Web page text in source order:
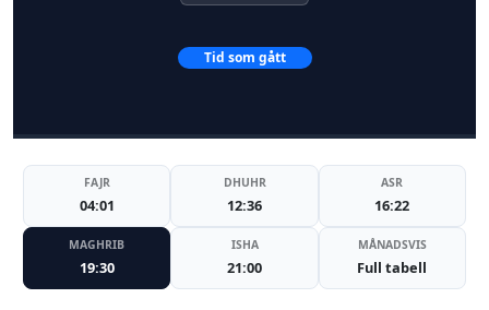
Tid som gått
FAJR
04:01
DHUHR
12:36
ASR
16:22
MAGHRIB
19:30
ISHA
21:00
MÅNADSVIS
Full tabell